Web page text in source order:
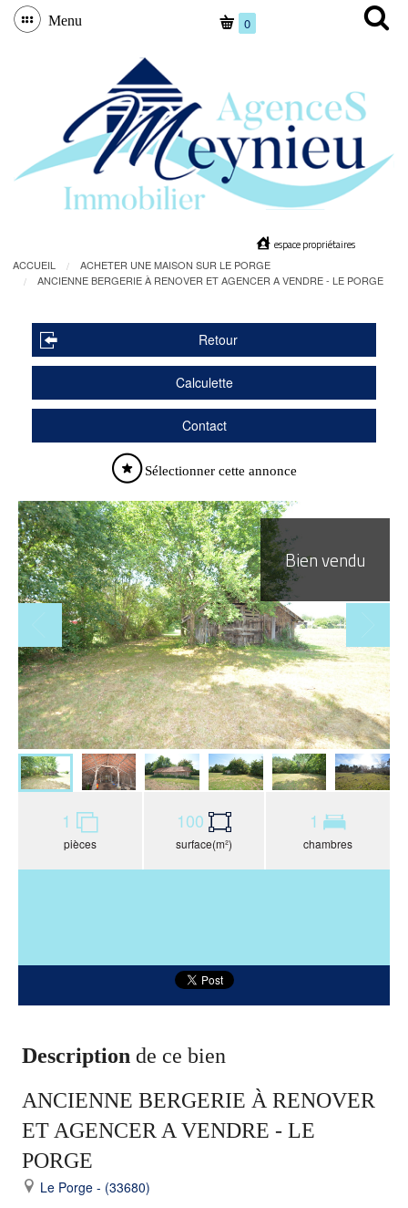
Menu 0
espace propriétaires
ACCUEIL
ACHETER UNE MAISON SUR LE PORGE
ANCIENNE BERGERIE À RENOVER ET AGENCER A VENDRE - LE PORGE
Retour
Calculette
Contact
Sélectionner cette annonce
Bien vendu
1
pièces
100
surface(m²)
1
chambres
Description de ce bien
ANCIENNE BERGERIE À RENOVER
ET AGENCER A VENDRE - LE
PORGE
Le Porge - (33680)